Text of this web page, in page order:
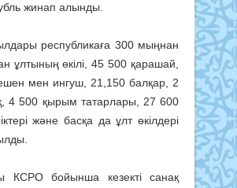
жинап алынды.
республикаға 300 мыңнан
ұлтының өкілі, 45 500 қарашай,
мен ингуш, 21,150 балқар, 2
4 500 қырым татарлары, 27 600
және басқа да ұлт өкілдері
КСРО бойынша кезекті санақ